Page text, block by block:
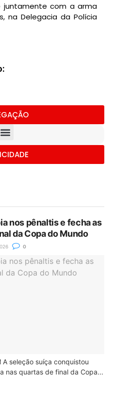
juntamente com a arma
na Delegacia da Polícia
nos pênaltis e fecha as
da Copa do Mundo
0
A seleção suíça conquistou
nas quartas de final da Copa...